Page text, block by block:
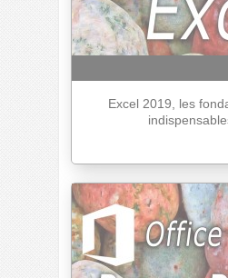
Excel 2019, les